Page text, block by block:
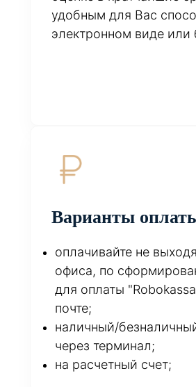
удобным для Вас
электронном виде
Варианты
оплачивайте не
офиса, по
для оплаты
почте;
наличный/
через терминал;
на расчетный счет;